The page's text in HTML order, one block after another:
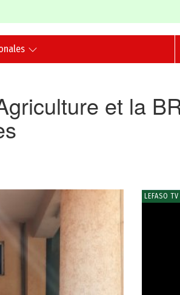
et la
LEFASO TV